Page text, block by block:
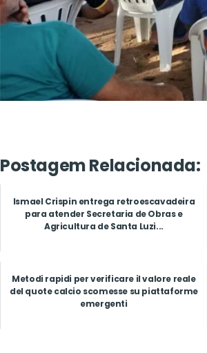
Postagem Relacionada:
Ismael Crispin entrega retroescavadeira
para atender Secretaria de Obras e
Agricultura de Santa Luzi...
Metodi rapidi per verificare il valore reale
del quote calcio scomesse su piattaforme
emergenti